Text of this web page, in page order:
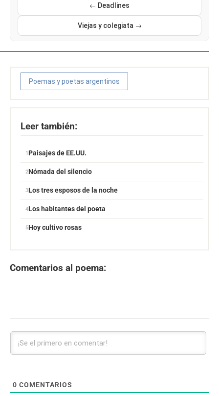
← Deadlines
Viejas y colegiata →
Poemas y poetas argentinos
Leer también:
Paisajes de EE.UU.
Nómada del silencio
Los tres esposos de la noche
Los habitantes del poeta
Hoy cultivo rosas
Comentarios al poema:
0 COMENTARIOS